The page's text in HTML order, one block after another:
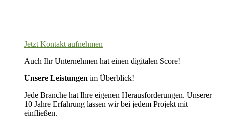
Jetzt Kontakt aufnehmen
Auch Ihr Unternehmen hat einen digitalen Score!
Unsere Leistungen im Überblick!
Jede Branche hat Ihre eigenen Herausforderungen. Unserer
10 Jahre Erfahrung lassen wir bei jedem Projekt mit
einfließen.